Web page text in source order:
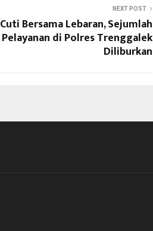
NEXT POST
Cuti Bersama Lebaran, Sejumlah
Pelayanan di Polres Trenggalek
Diliburkan